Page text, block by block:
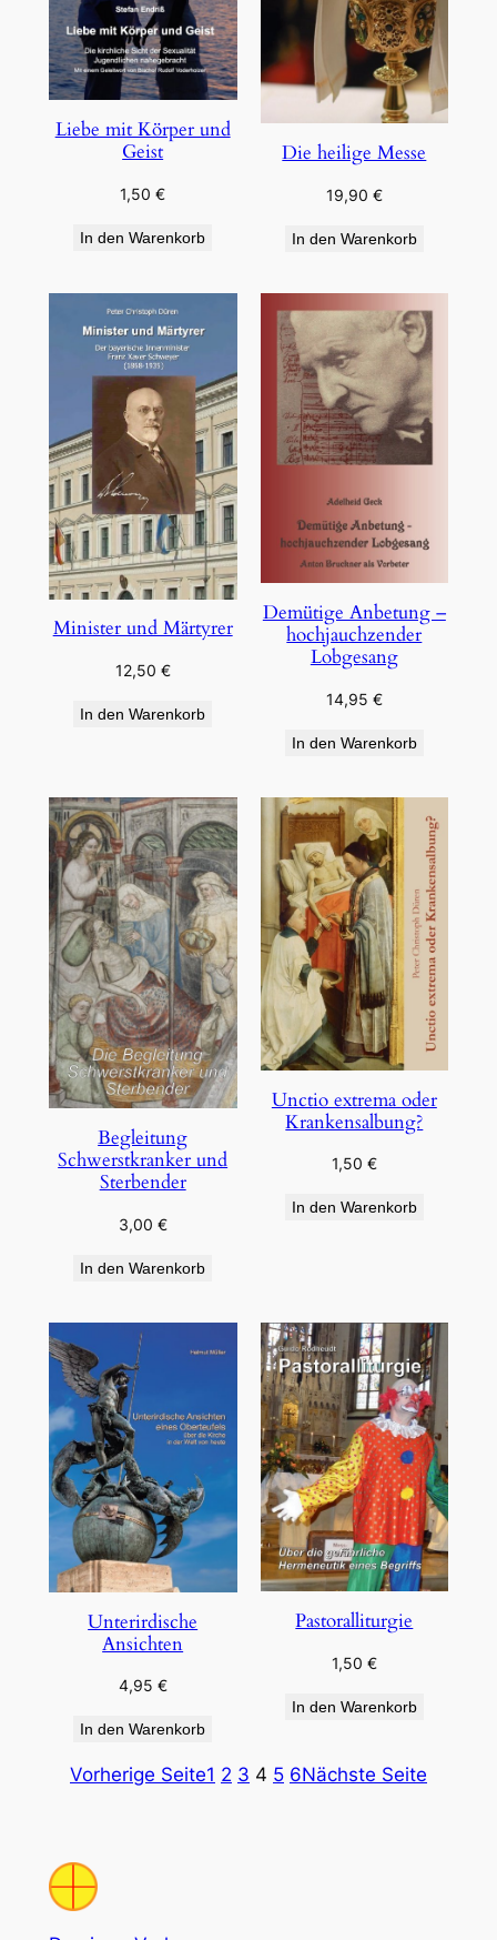
Liebe mit Körper und
Geist
1,50€
In den Warenkorb
Die heilige Messe
19,90 €
In den Warenkorb
Minister und Märtyrer
12,50 €
In den Warenkorb
Demütige Anbetung –
hochjauchzender
Lobgesang
14,95 €
In den Warenkorb
Begleitung
Schwerstkranker und
Sterbender
3,00 €
In den Warenkorb
Unctio extrema oder
Krankensalbung?
1,50 €
In den Warenkorb
Unterirdische
Ansichten
4,95 €
In den Warenkorb
Pastoralliturgie
1,50 €
In den Warenkorb
Vorherige Seite1 2 3 4 5 6Nächste Seite